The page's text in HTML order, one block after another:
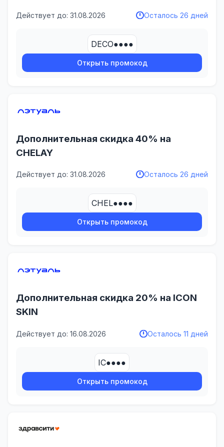
Действует до: 31.08.2026 Осталось 26 дней
DECO●●●●
Открыть промокод
Дополнительная скидка 40% на
CHELAY
Действует до: 31.08.2026 Осталось 26 дней
CHEL●●●●
Открыть промокод
Дополнительная скидка 20% на ICON
SKIN
Действует до: 16.08.2026 Осталось 11 дней
IC●●●●
Открыть промокод